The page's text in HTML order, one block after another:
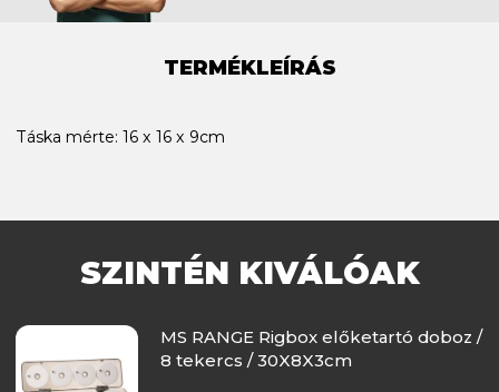
TERMÉKLEÍRÁS
Táska mérte: 16 x 16 x 9cm
SZINTÉN KIVÁLÓAK
MS RANGE Rigbox előketartó doboz /
8 tekercs / 30X8X3cm